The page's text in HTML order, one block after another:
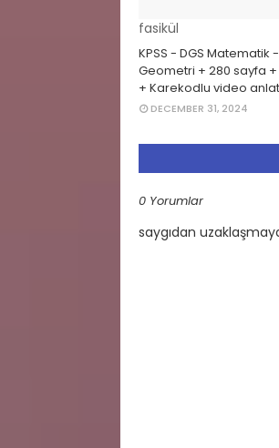
fasikül
KPSS - DGS Matematik -
Geometri + 280 sayfa
+ Karekodlu video
DECEMBER 31, 2024
0 Yorumlar
saygıdan